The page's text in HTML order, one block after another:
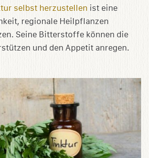
selbst herzustellen ist eine
regionale Heilpflanzen
Seine Bitterstoffe können die
und den Appetit anregen.